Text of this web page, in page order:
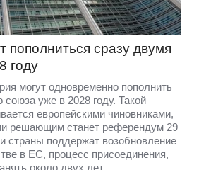
пополниться сразу двумя
году
могут одновременно пополнить
союза уже в 2028 году. Такой
европейскими чиновниками,
решающим станет референдум 29
страны поддержат возобновление
в ЕС, процесс присоединения,
около двух лет.